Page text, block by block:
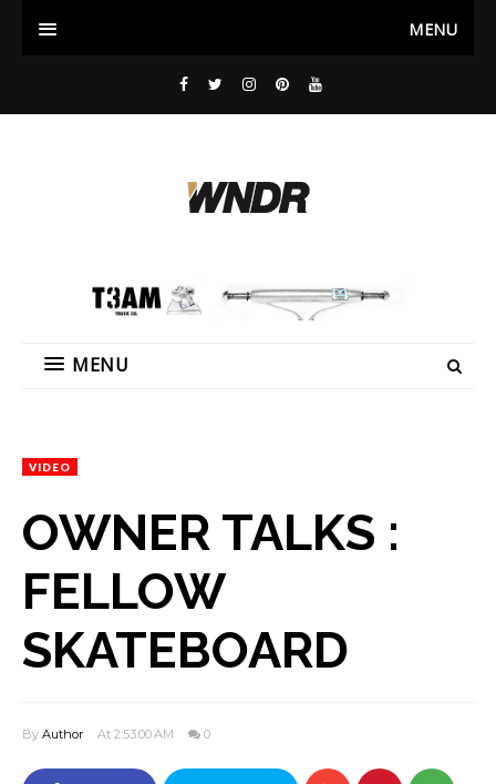
MENU
MENU
VIDEO
OWNER TALKS :
FELLOW
SKATEBOARD
By Author At 2:53:00 AM 0